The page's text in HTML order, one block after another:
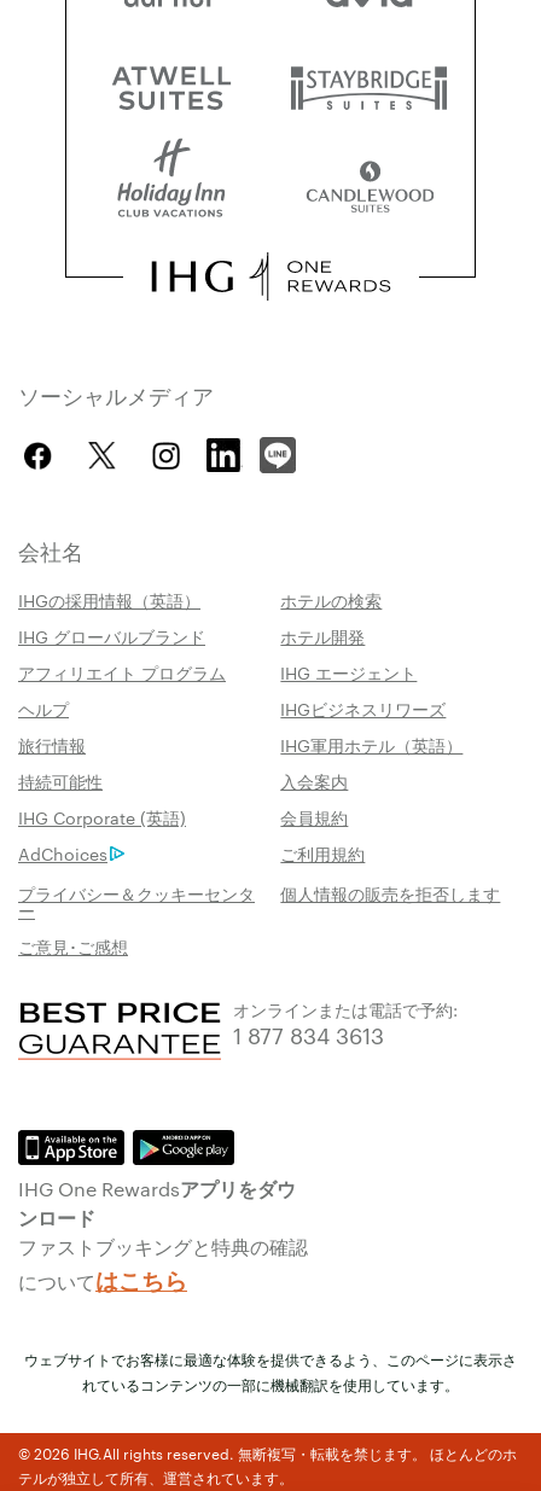
ソーシャルメディア
会社名
IHGの採用情報（英語）
ホテルの検索
IHG グローバルブランド
ホテル開発
アフィリエイト プログラム
IHG エージェント
ヘルプ
IHGビジネスリワーズ
旅行情報
IHG軍用ホテル（英語）
持続可能性
入会案内
IHG Corporate (英語)
会員規約
AdChoices
ご利用規約
プライバシー＆クッキーセンタ
ー
個人情報の販売を拒否します
ご意見･ご感想
オンラインまたは電話で予約:
1 877 834 3613
IHG One Rewardsアプリをダウ
ンロード
ファストブッキングと特典の確認
についてはこちら
ウェブサイトでお客様に最適な体験を提供できるよう、このページに表示さ
れているコンテンツの一部に機械翻訳を使用しています。
© 2026 IHG.All rights reserved. 無断複写・転載を禁じます。 ほとんどのホ
テルが独立して所有、運営されています。